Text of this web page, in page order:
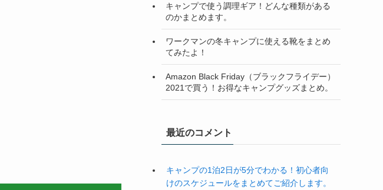
キャンプで使う調理ギア！どんな種類がある
のかまとめます。
ワークマンの冬キャンプに使える靴をまとめ
てみたよ！
Amazon Black Friday（ブラックフライデー）
2021で買う！お得なキャンプグッズまとめ。
最近のコメント
キャンプの1泊2日が5分でわかる！初心者向
けのスケジュールをまとめてご紹介します。